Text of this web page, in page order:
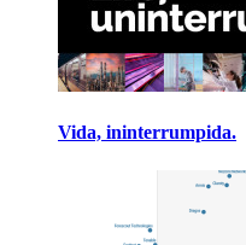
Vida, ininterrumpida.